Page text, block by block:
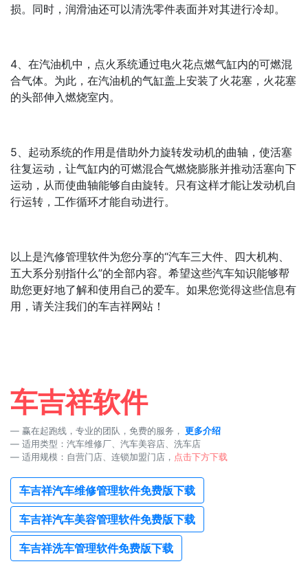
损。同时，润滑油还可以清洗零件表面并对其进行冷却。
4、在汽油机中，点火系统通过电火花点燃气缸内的可燃混
合气体。为此，在汽油机的气缸盖上安装了火花塞，火花塞
的头部伸入燃烧室内。
5、起动系统的作用是借助外力旋转发动机的曲轴，使活塞
往复运动，让气缸内的可燃混合气燃烧膨胀并推动活塞向下
运动，从而使曲轴能够自由旋转。只有这样才能让发动机自
行运转，工作循环才能自动进行。
以上是汽修管理软件为您分享的“汽车三大件、四大机构、
五大系分别指什么”的全部内容。希望这些汽车知识能够帮
助您更好地了解和使用自己的爱车。如果您觉得这些信息有
用，请关注我们的车吉祥网站！
车吉祥软件
赢在起跑线，专业的团队，免费的服务， 更多介绍
适用类型：汽车维修厂、汽车美容店、洗车店
适用规模：自营门店、连锁加盟门店， 点击下方下载
车吉祥汽车维修管理软件免费版下载
车吉祥汽车美容管理软件免费版下载
车吉祥洗车管理软件免费版下载